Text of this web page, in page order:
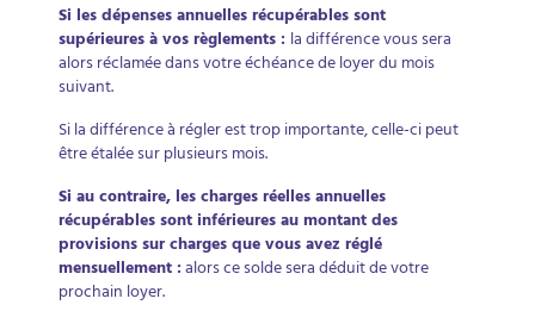
Si les dépenses annuelles récupérables sont
supérieures à vos règlements : la différence vous sera
alors réclamée dans votre échéance de loyer du mois
suivant.
Si la différence à régler est trop importante, celle-ci peut
être étalée sur plusieurs mois.
Si au contraire, les charges réelles annuelles
récupérables sont inférieures au montant des
provisions sur charges que vous avez réglé
mensuellement :alors ce solde sera déduit de votre
prochain loyer.